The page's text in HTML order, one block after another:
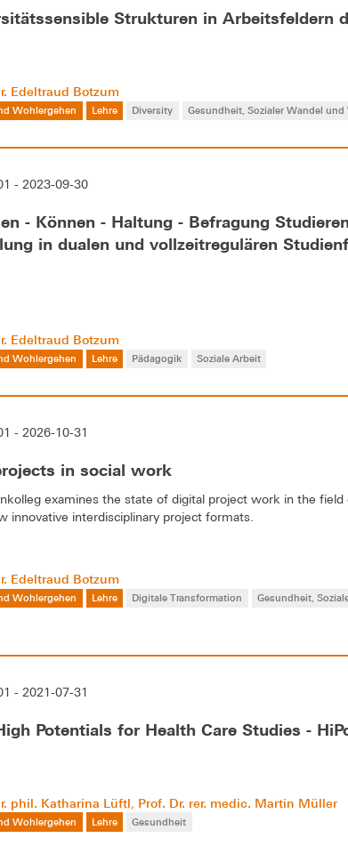
Strukturen in Arbeitsfeldern
Edeltraud Botzum
Wohlergehen Lehre Diversity Gesundheit, Sozialer Wandel
- 2023-09-30
- Können - Haltung - Befragung
in dualen und vollzeitregulären
Edeltraud Botzum
Wohlergehen Lehre Pädagogik Soziale Arbeit
- 2026-10-31
in social work
examines the state of digital project work in the
innovative interdisciplinary project formats.
Edeltraud Botzum
Wohlergehen Lehre Digitale Transformation
Gesundheit,
- 2021-07-31
Potentials for Health Care Studies -
phil. Katharina Lüftl, Prof. Dr. rer. medic. Martin Müller
Wohlergehen Lehre Gesundheit